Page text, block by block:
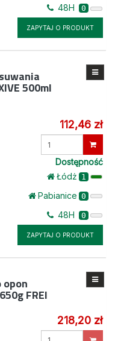
48H 0
ZAPYTAJ O PRODUKT
500ml
112,46 zł
Dostępność
Łódż 1
Pabianice 0
48H 0
ZAPYTAJ O PRODUKT
opon
FREI
218,20 zł
Wprowadź